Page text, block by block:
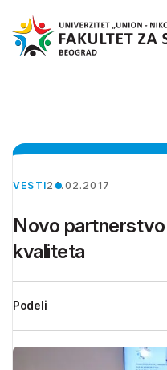
VESTI24.02.2017
Novo partnerstvo
kvaliteta
Podeli